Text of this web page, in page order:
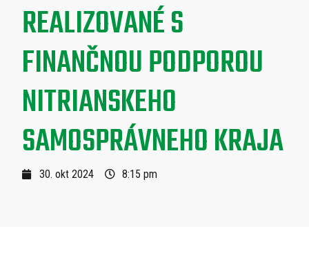
REALIZOVANÉ S
FINANČNOU PODPOROU
NITRIANSKEHO
SAMOSPRÁVNEHO KRAJA
30. okt 2024 8:15 pm